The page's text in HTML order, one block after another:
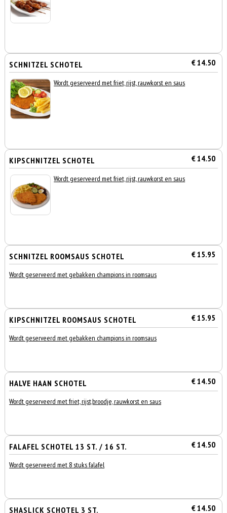
SCHNITZEL SCHOTEL € 14.50
Wordt geserveerd met friet, rijst, rauwkorst en saus
KIPSCHNITZEL SCHOTEL € 14.50
Wordt geserveerd met friet, rijst, rauwkorst en saus
SCHNITZEL ROOMSAUS SCHOTEL € 15.95
Wordt geserveerd met gebakken champions in roomsaus
KIPSCHNITZEL ROOMSAUS SCHOTEL € 15.95
Wordt geserveerd met gebakken champions in roomsaus
HALVE HAAN SCHOTEL € 14.50
Wordt geserveerd met friet, rijst,broodje, rauwkorst en saus
FALAFEL SCHOTEL 13 ST. / 16 ST. € 14.50
Wordt geserveerd met 8 stuks falafel
SHASLICK SCHOTEL 3 ST. € 14.50